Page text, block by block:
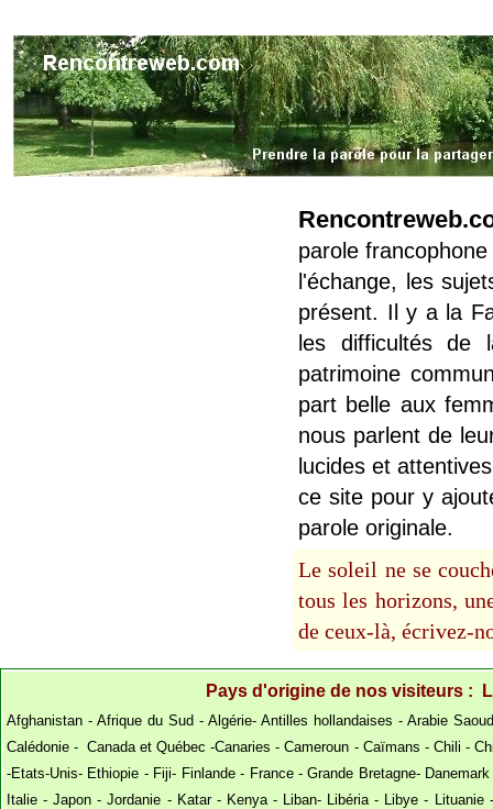
parole
l'échange, les
présent. Il y a la
les difficultés de
patrimoine
part belle aux
nous parlent de
lucides et
ce site pour y
parole originale.
Le soleil ne se
tous les horizons,
de ceux-là, écrivez-
Pays d'origine de nos visiteurs :
Afghanistan - Afrique du Sud - Algérie- Antilles hollandaises - Arabie
Calédonie - Canada et Québec -Canaries - Cameroun - Caïmans - Chili -
-Etats-Unis- Ethiopie - Fiji- Finlande - France - Grande Bretagne-
Italie - Japon - Jordanie - Katar - Kenya - Liban- Libéria - Libye -